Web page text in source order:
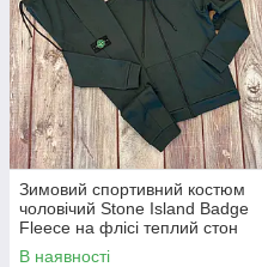
Зимовий спортивний костюм
чоловічий Stone Island Badge
Fleece на флісі теплий стон
айленд хакі
В наявності